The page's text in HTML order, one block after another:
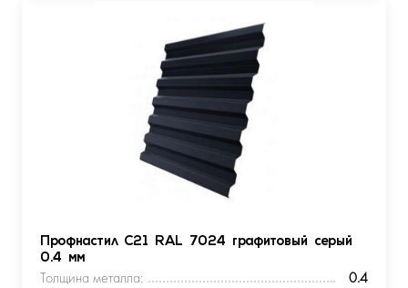
Профнастил С21 RAL 7024 графитовый серый
0.4 мм
Толщина металла:
0.4